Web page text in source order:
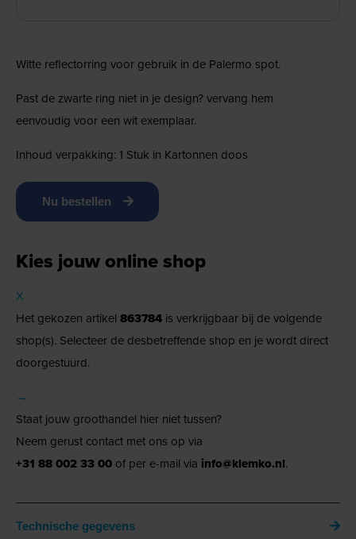
Witte reflectorring voor gebruik in de Palermo spot.
Past de zwarte ring niet in je design? vervang hem
eenvoudig voor een wit exemplaar.
Inhoud verpakking: 1 Stuk in Kartonnen doos
Nu bestellen
Kies jouw online shop
X
Het gekozen artikel 863784 is verkrijgbaar bij de volgende
shop(s). Selecteer de desbetreffende shop en je wordt direct
doorgestuurd.
→
Staat jouw groothandel hier niet tussen?
Neem gerust contact met ons op via
+31 88 002 33 00 of per e-mail via info@klemko.nl.
Technische gegevens